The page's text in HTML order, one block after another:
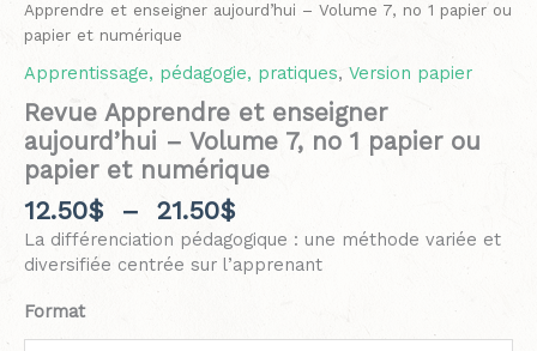
Apprendre et enseigner aujourd’hui – Volume 7, no 1 papier ou
papier et numérique
Apprentissage, pédagogie, pratiques, Version papier
Revue Apprendre et enseigner
aujourd’hui – Volume 7, no 1 papier ou
papier et numérique
12.50$ – 21.50$
La différenciation pédagogique : une méthode variée et
diversifiée centrée sur l’apprenant
Format